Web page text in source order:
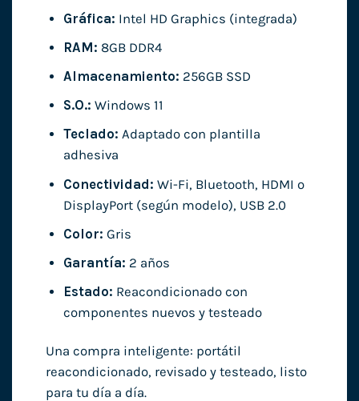
Gráfica: Intel HD Graphics (integrada)
RAM: 8GB DDR4
Almacenamiento: 256GB SSD
S.O.: Windows 11
Teclado: Adaptado con plantilla
adhesiva
Conectividad: Wi-Fi, Bluetooth, HDMI o
DisplayPort (según modelo), USB 2.0
Color: Gris
Garantía: 2 años
Estado: Reacondicionado con
componentes nuevos y testeado
Una compra inteligente: portátil
reacondicionado, revisado y testeado, listo
para tu día a día.